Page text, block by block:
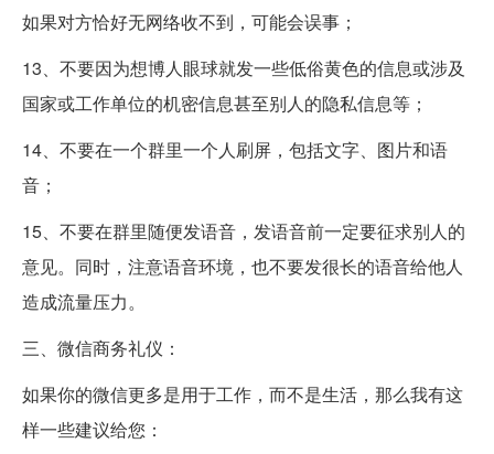
如果对方恰好无网络收不到，可能会误事；
13、不要因为想博人眼球就发一些低俗黄色的信息或涉及
国家或工作单位的机密信息甚至别人的隐私信息等；
14、不要在一个群里一个人刷屏，包括文字、图片和语
音；
15、不要在群里随便发语音，发语音前一定要征求别人的
意见。同时，注意语音环境，也不要发很长的语音给他人
造成流量压力。
三、微信商务礼仪：
如果你的微信更多是用于工作，而不是生活，那么我有这
样一些建议给您：